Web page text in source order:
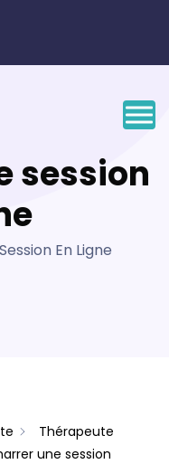
session
En Ligne
Thérapeute
une session